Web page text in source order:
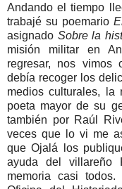
Andando el tiempo
trabajé su poemario
asignado Sobre la
misión militar en
regresar, nos vimos
debía recoger los
medios culturales, la
poeta mayor de su
también por Raúl
veces que lo vi me
que Ojalá los
ayuda del villareño
memoria casi